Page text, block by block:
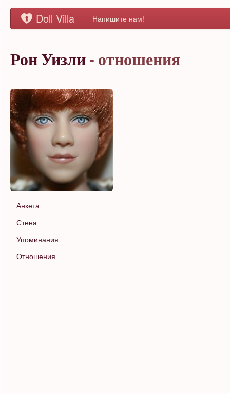
Doll Villa Напишите нам!
Рон Уизли - отношения
Анкета
Стена
Упоминания
Отношения